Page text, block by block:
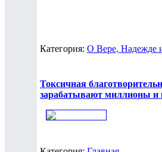
Категория: О Вере, Надежде
Токсичная
зарабатывают миллионы и